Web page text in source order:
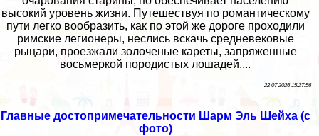
высокий уровень жизни. Путешествуя по романтическому
пути легко вообразить, как по этой же дороге проходили
римские легионеры, неслись вскачь средневековые
рыцари, проезжали золоченые кареты, запряженные
восьмеркой породистых лошадей....
22 07 2026 15:27:56
Главные достопримечательности Шарм Эль Шейха (с
фото)